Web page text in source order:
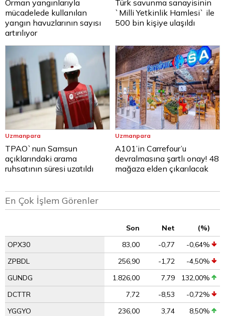
Orman yangınlarıyla
mücadelede kullanılan
yangın havuzlarının sayısı
artırılıyor
Türk savunma sanayisinin
`Milli Yetkinlik Hamlesi` ile
500 bin kişiye ulaşıldı
Uzmanpara
TPAO`nun Samsun
açıklarındaki arama
ruhsatının süresi uzatıldı
Uzmanpara
A101’in Carrefour’u
devralmasına şartlı onay! 48
mağaza elden çıkarılacak
En Çok İşlem Görenler
Son Net
(%)
OPX30
83,00 -0,77
-0,64%
ZPBDL
256,90 -1,72
-4,50%
GUNDG
1.826,00 7,79
132,00%
DCTTR
7,72 -8,53
-0,72%
YGGYO
236,00 3,74
8,50%